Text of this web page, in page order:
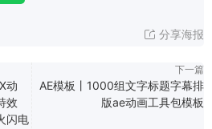
分享海报
动
效
闪电
下一篇
AE模板丨1000组文字标题字幕排
版ae动画工具包模板